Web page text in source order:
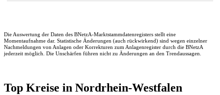
Die Auswertung der Daten des BNetzA-Marktstammdatenregisters stellt eine
Momentaufnahme dar. Statistische Änderungen (auch rückwirkend) sind wegen einzelner
Nachmeldungen von Anlagen oder Korrekturen zum Anlagenregister durch die BNetzA
jederzeit möglich. Die Unschärfen führen nicht zu Änderungen an den Trendaussagen.
Top Kreise in Nordrhein-Westfalen